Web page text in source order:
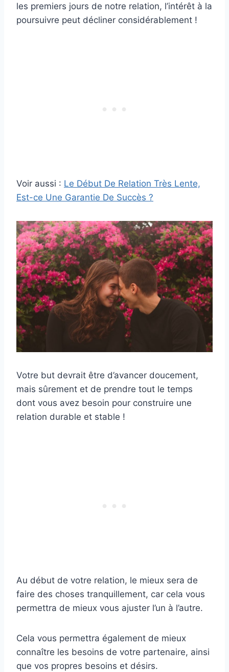
les premiers jours de notre relation, l’intérêt à la
poursuivre peut décliner considérablement !
Voir aussi : Le Début De Relation Très Lente,
Est-ce Une Garantie De Succès ?
Votre but devrait être d’avancer doucement,
mais sûrement et de prendre tout le temps
dont vous avez besoin pour construire une
relation durable et stable !
Au début de votre relation, le mieux sera de
faire des choses tranquillement, car cela vous
permettra de mieux vous ajuster l’un à l’autre.
Cela vous permettra également de mieux
connaître les besoins de votre partenaire, ainsi
que vos propres besoins et désirs.